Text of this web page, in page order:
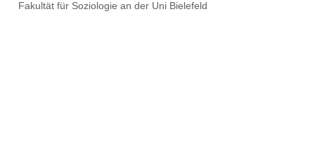
Fakultät für Soziologie an der Uni Bielefeld